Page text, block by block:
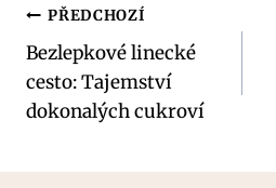
Navigace
pro
příspěvek
PŘEDCHOZÍ
Bezlepkové linecké
cesto: Tajemství
dokonalých cukroví